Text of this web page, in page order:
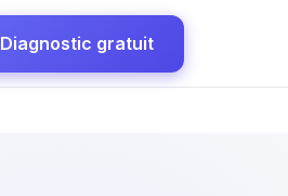
Diagnostic gratuit